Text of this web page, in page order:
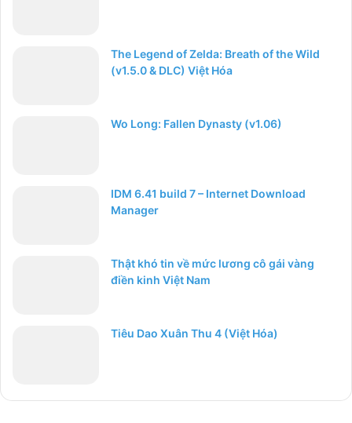
The Legend of Zelda: Breath of the Wild
(v1.5.0 & DLC) Việt Hóa
Wo Long: Fallen Dynasty (v1.06)
IDM 6.41 build 7 – Internet Download
Manager
Thật khó tin về mức lương cô gái vàng
điền kinh Việt Nam
Tiêu Dao Xuân Thu 4 (Việt Hóa)